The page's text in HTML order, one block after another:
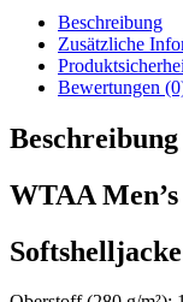
Beschreibung
Zusätzliche
Bewertungen
Beschreibung
WTAA